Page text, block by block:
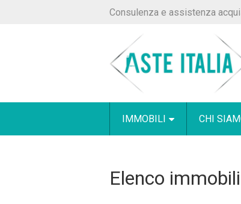
Consulenza e assistenza
IMMOBILI CHI
Elenco